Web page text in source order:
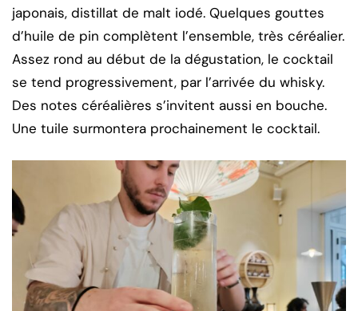
japonais, distillat de malt iodé. Quelques gouttes
d’huile de pin complètent l’ensemble, très céréalier.
Assez rond au début de la dégustation, le cocktail
se tend progressivement, par l’arrivée du whisky.
Des notes céréalières s’invitent aussi en bouche.
Une tuile surmontera prochainement le cocktail.